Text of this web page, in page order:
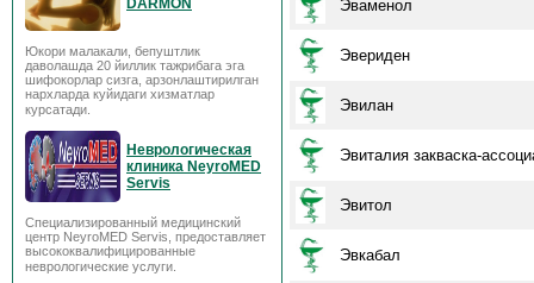
DARMON
Юкори малакали, бепуштлик
даволашда 20 йиллик тажрибага эга
шифокорлар сизга, арзонлаштирилган
нархларда куйидаги хизматлар
курсатади.
Неврологическая
клиника NeyroMED
Servis
Специализированный медицинский
центр NeyroMED Servis, предоставляет
высококвалифицированные
неврологические услуги.
Эваменол
Эвериден
Эвилан
Эвиталия закваска-
Эвитол
Эвкабал